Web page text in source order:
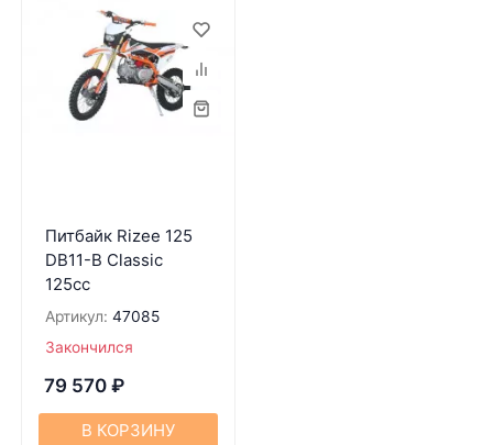
Питбайк Rizee 125
DB11-B Classic
125cc
Артикул: 47085
Закончился
79 570 ₽
В КОРЗИНУ